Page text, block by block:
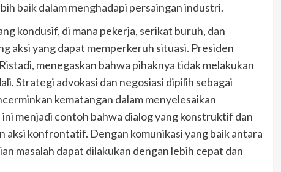
baik dalam menghadapi persaingan industri.
kondusif, di mana pekerja, serikat buruh, dan
aksi yang dapat memperkeruh situasi. Presiden
menegaskan bahwa pihaknya tidak melakukan
Strategi advokasi dan negosiasi dipilih sebagai
kematangan dalam menyelesaikan
menjadi contoh bahwa dialog yang konstruktif dan
konfrontatif. Dengan komunikasi yang baik antara
masalah dapat dilakukan dengan lebih cepat dan